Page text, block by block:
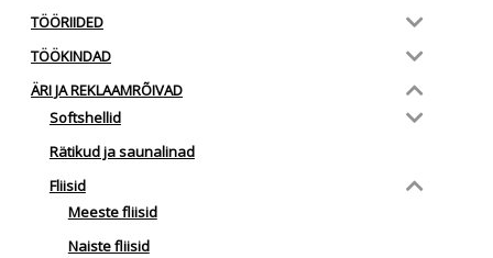
TÖÖRIIDED
TÖÖKINDAD
ÄRI JA REKLAAMRÕIVAD
Softshellid
Rätikud ja saunalinad
Fliisid
Meeste fliisid
Naiste fliisid